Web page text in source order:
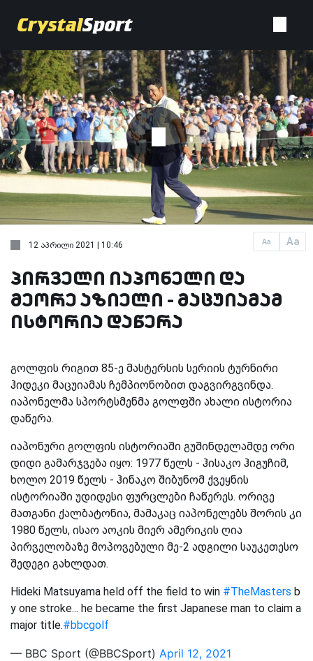
Aa Aa
12 აპრილი 2021 | 10:46
პირველი იაპონელი და
მეორე აზიელი - მაცუიამამ
ისტორია დაწერა
გოლფის რიგით 85-ე მასტერსის სერიის ტურნირი
ჰიდეკი მაცუიამას ჩემპიონობით დაგვირგვინდა.
იაპონელმა სპორტსმენმა გოლფში ახალი ისტორია
დაწერა.
იაპონური გოლფის ისტორიაში გუშინდელამდე ორი
დიდი გამარჯვება იყო: 1977 წელს - ჰისაკო ჰიგუჩიმ,
ხოლო 2019 წელს - ჰინაკო შიბუნომ ქვეყნის
ისტორიაში უდიდესი ფურცლები ჩაწერეს. ორივე
მათგანი ქალბატონია, მამაკაც იაპონელებს შორის კი
1980 წელს, ისაო აოკის მიერ ამერიკის ღია
პირველობაზე მოპოვებული მე-2 ადგილი საუკეთესო
შედეგი გახლდათ.
Hideki Matsuyama held off the field to win #TheMasters b
y one stroke... he became the first Japanese man to claim a
major title.#bbcgolf
— BBC Sport (@BBCSport) April 12, 2021